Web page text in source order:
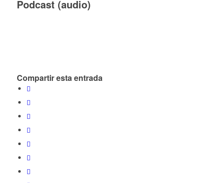
Podcast (audio)
Compartir esta entrada